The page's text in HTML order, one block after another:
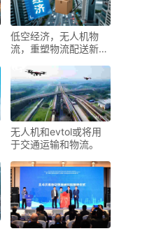
低空经济，无人机物
流，重塑物流配送新形
无人机和evtol或将用
于交通运输和物流。